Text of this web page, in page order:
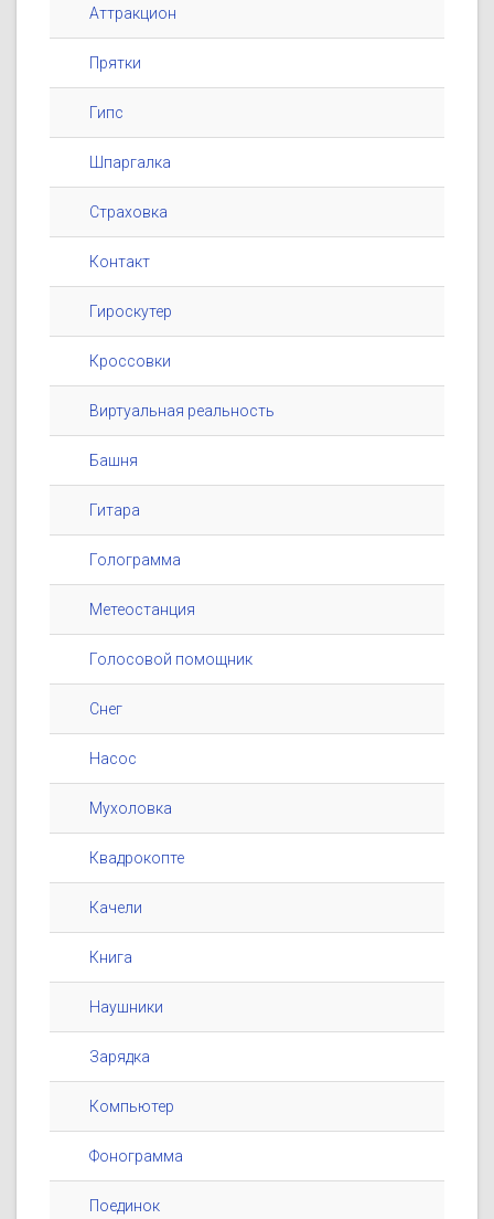
Аттракцион
Прятки
Гипс
Шпаргалка
Страховка
Контакт
Гироскутер
Кроссовки
Виртуальная реальность
Башня
Гитара
Голограмма
Метеостанция
Голосовой помощник
Снег
Насос
Мухоловка
Квадрокопте
Качели
Книга
Наушники
Зарядка
Компьютер
Фонограмма
Поединок